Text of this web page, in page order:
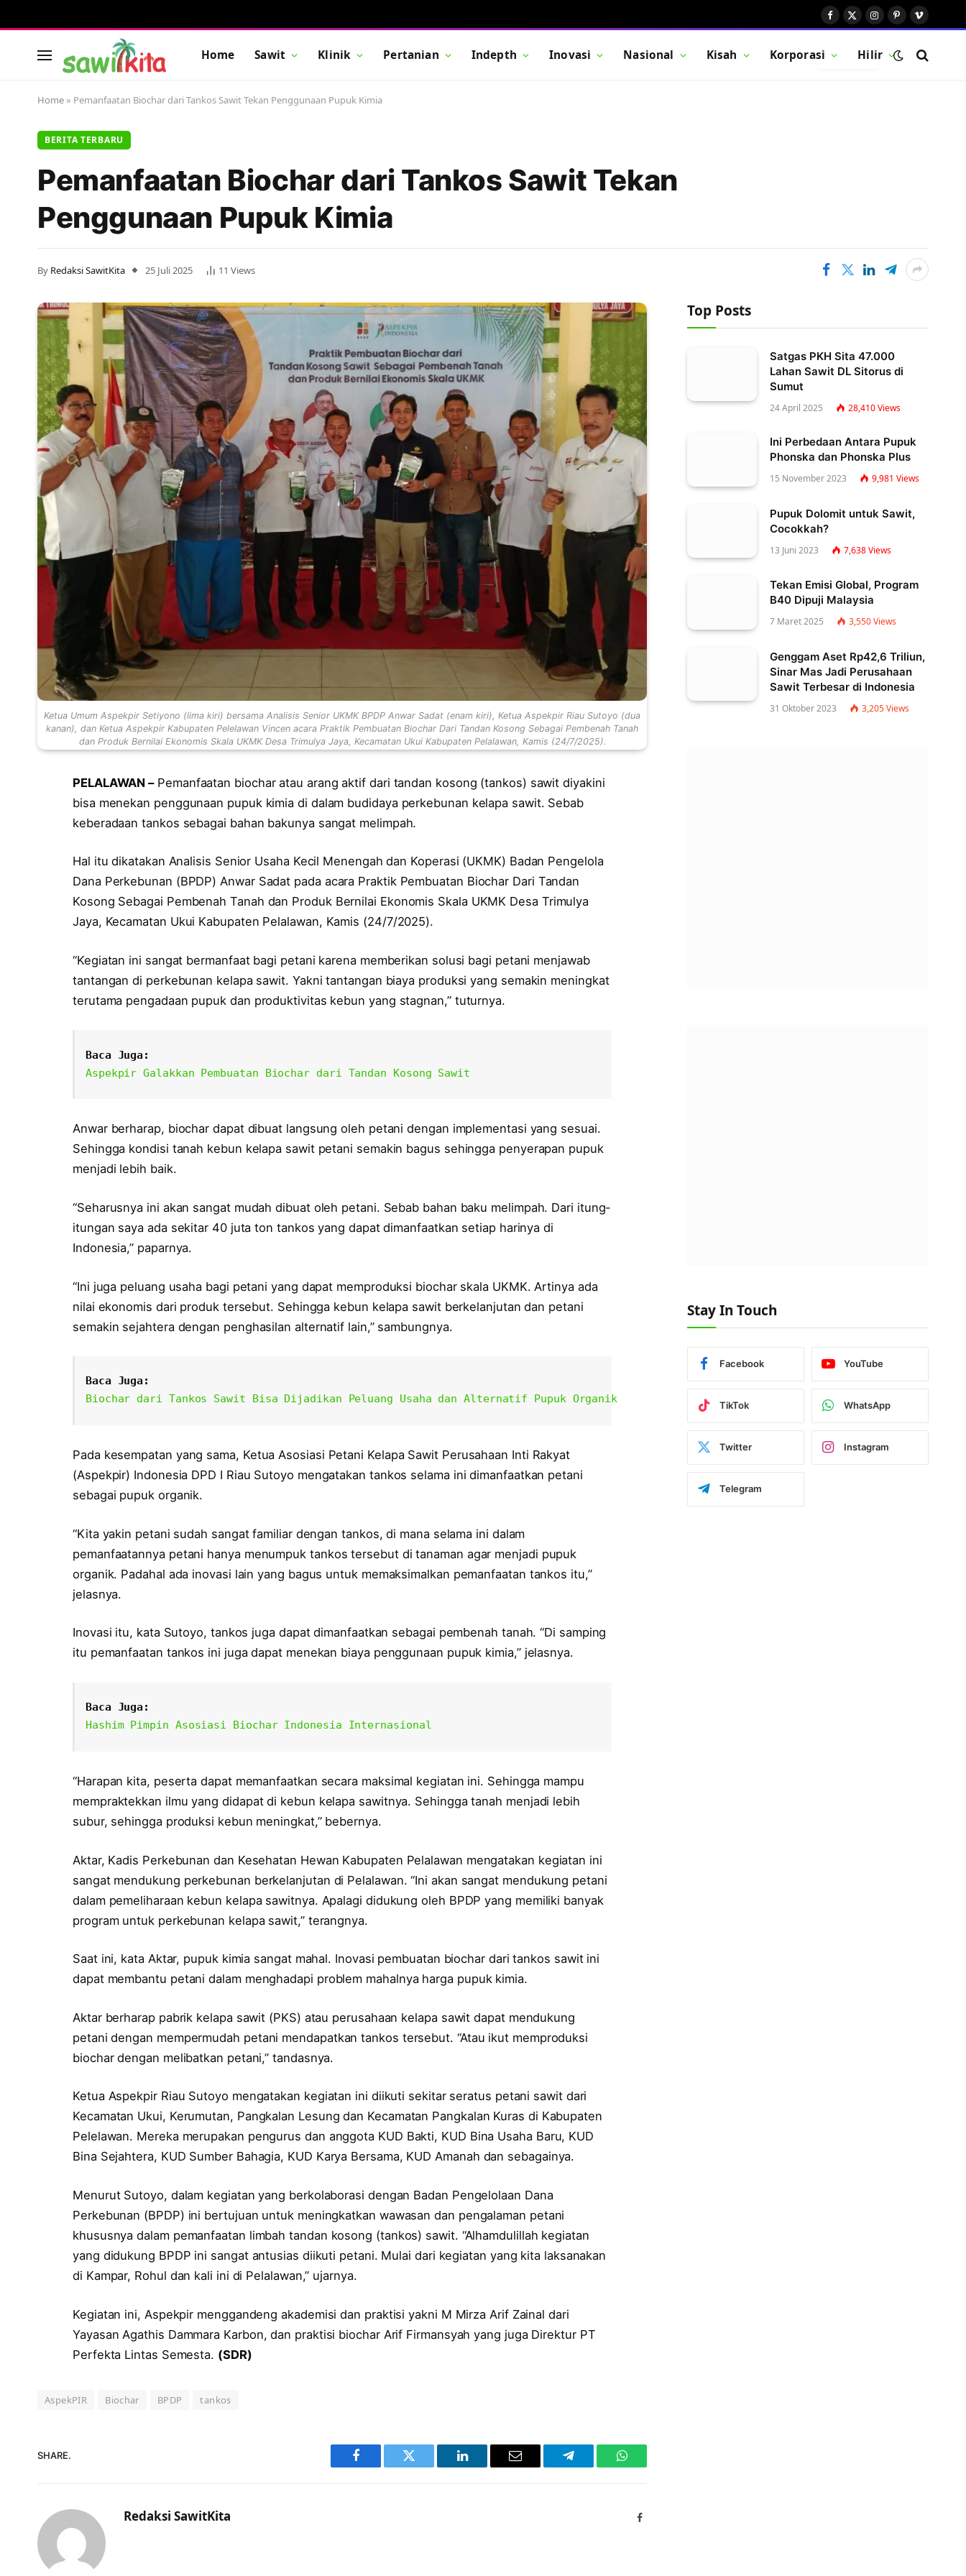
Facebook
X
Instagram
Pinterest
Vimeo
Home Sawit Klinik Pertanian Indepth Inovasi Nasional Kisah Korporasi Hilir
BUTTON
Home » Pemanfaatan Biochar dari Tankos Sawit Tekan Penggunaan Pupuk Kimia
BERITA TERBARU
Pemanfaatan Biochar dari Tankos Sawit Tekan
Penggunaan Pupuk Kimia
By Redaksi SawitKita 25 Juli 2025 11 Views
Ketua Umum Aspekpir Setiyono (lima kiri) bersama Analisis Senior UKMK BPDP Anwar Sadat (enam kiri), Ketua Aspekpir Riau Sutoyo (dua
kanan), dan Ketua Aspekpir Kabupaten Pelelawan Vincen acara Praktik Pembuatan Biochar Dari Tandan Kosong Sebagai Pembenah Tanah
dan Produk Bernilai Ekonomis Skala UKMK Desa Trimulya Jaya, Kecamatan Ukui Kabupaten Pelalawan, Kamis (24/7/2025).
PELALAWAN –Pemanfaatan biochar atau arang aktif dari tandan kosong (tankos) sawit diyakini
bisa menekan penggunaan pupuk kimia di dalam budidaya perkebunan kelapa sawit. Sebab
keberadaan tankos sebagai bahan bakunya sangat melimpah.
Hal itu dikatakan Analisis Senior Usaha Kecil Menengah dan Koperasi (UKMK) Badan Pengelola
Dana Perkebunan (BPDP) Anwar Sadat pada acara Praktik Pembuatan Biochar Dari Tandan
Kosong Sebagai Pembenah Tanah dan Produk Bernilai Ekonomis Skala UKMK Desa Trimulya
Jaya, Kecamatan Ukui Kabupaten Pelalawan, Kamis (24/7/2025).
“Kegiatan ini sangat bermanfaat bagi petani karena memberikan solusi bagi petani menjawab
tantangan di perkebunan kelapa sawit. Yakni tantangan biaya produksi yang semakin meningkat
terutama pengadaan pupuk dan produktivitas kebun yang stagnan,” tuturnya.
Baca Juga:
Aspekpir Galakkan Pembuatan Biochar dari Tandan Kosong Sawit
Anwar berharap, biochar dapat dibuat langsung oleh petani dengan implementasi yang sesuai.
Sehingga kondisi tanah kebun kelapa sawit petani semakin bagus sehingga penyerapan pupuk
menjadi lebih baik.
“Seharusnya ini akan sangat mudah dibuat oleh petani. Sebab bahan baku melimpah. Dari itung-
itungan saya ada sekitar 40 juta ton tankos yang dapat dimanfaatkan setiap harinya di
Indonesia,” paparnya.
“Ini juga peluang usaha bagi petani yang dapat memproduksi biochar skala UKMK. Artinya ada
nilai ekonomis dari produk tersebut. Sehingga kebun kelapa sawit berkelanjutan dan petani
semakin sejahtera dengan penghasilan alternatif lain,” sambungnya.
Baca Juga:
Biochar dari Tankos Sawit Bisa Dijadikan Peluang Usaha dan Alternatif Pupuk Organik
Pada kesempatan yang sama, Ketua Asosiasi Petani Kelapa Sawit Perusahaan Inti Rakyat
(Aspekpir) Indonesia DPD I Riau Sutoyo mengatakan tankos selama ini dimanfaatkan petani
sebagai pupuk organik.
“Kita yakin petani sudah sangat familiar dengan tankos, di mana selama ini dalam
pemanfaatannya petani hanya menumpuk tankos tersebut di tanaman agar menjadi pupuk
organik. Padahal ada inovasi lain yang bagus untuk memaksimalkan pemanfaatan tankos itu,”
jelasnya.
Inovasi itu, kata Sutoyo, tankos juga dapat dimanfaatkan sebagai pembenah tanah. “Di samping
itu pemanfaatan tankos ini juga dapat menekan biaya penggunaan pupuk kimia,” jelasnya.
Baca Juga:
Hashim Pimpin Asosiasi Biochar Indonesia Internasional
“Harapan kita, peserta dapat memanfaatkan secara maksimal kegiatan ini. Sehingga mampu
mempraktekkan ilmu yang didapat di kebun kelapa sawitnya. Sehingga tanah menjadi lebih
subur, sehingga produksi kebun meningkat,” bebernya.
Aktar, Kadis Perkebunan dan Kesehatan Hewan Kabupaten Pelalawan mengatakan kegiatan ini
sangat mendukung perkebunan berkelanjutan di Pelalawan. “Ini akan sangat mendukung petani
dalam pemeliharaan kebun kelapa sawitnya. Apalagi didukung oleh BPDP yang memiliki banyak
program untuk perkebunan kelapa sawit,” terangnya.
Saat ini, kata Aktar, pupuk kimia sangat mahal. Inovasi pembuatan biochar dari tankos sawit ini
dapat membantu petani dalam menghadapi problem mahalnya harga pupuk kimia.
Aktar berharap pabrik kelapa sawit (PKS) atau perusahaan kelapa sawit dapat mendukung
petani dengan mempermudah petani mendapatkan tankos tersebut. “Atau ikut memproduksi
biochar dengan melibatkan petani,” tandasnya.
Ketua Aspekpir Riau Sutoyo mengatakan kegiatan ini diikuti sekitar seratus petani sawit dari
Kecamatan Ukui, Kerumutan, Pangkalan Lesung dan Kecamatan Pangkalan Kuras di Kabupaten
Pelelawan. Mereka merupakan pengurus dan anggota KUD Bakti, KUD Bina Usaha Baru, KUD
Bina Sejahtera, KUD Sumber Bahagia, KUD Karya Bersama, KUD Amanah dan sebagainya.
Menurut Sutoyo, dalam kegiatan yang berkolaborasi dengan Badan Pengelolaan Dana
Perkebunan (BPDP) ini bertujuan untuk meningkatkan wawasan dan pengalaman petani
khususnya dalam pemanfaatan limbah tandan kosong (tankos) sawit. “Alhamdulillah kegiatan
yang didukung BPDP ini sangat antusias diikuti petani. Mulai dari kegiatan yang kita laksanakan
di Kampar, Rohul dan kali ini di Pelalawan,” ujarnya.
Kegiatan ini, Aspekpir menggandeng akademisi dan praktisi yakni M Mirza Arif Zainal dari
Yayasan Agathis Dammara Karbon, dan praktisi biochar Arif Firmansyah yang juga Direktur PT
Perfekta Lintas Semesta. (SDR)
AspekPIR Biochar BPDP tankos
SHARE.
Facebook Twitter LinkedIn Email Telegram WhatsApp
Redaksi SawitKita Facebook
Top Posts
Satgas PKH Sita 47.000
Lahan Sawit DL Sitorus di
Sumut
24 April 2025 28,410Views
Ini Perbedaan Antara Pupuk
Phonska dan Phonska Plus
15 November 2023 9,981 Views
Pupuk Dolomit untuk Sawit,
Cocokkah?
13 Juni 2023 7,638Views
Tekan Emisi Global, Program
B40 Dipuji Malaysia
7 Maret 2025 3,550Views
Genggam Aset Rp42,6 Triliun,
Sinar Mas Jadi Perusahaan
Sawit Terbesar di Indonesia
31 Oktober 2023 3,205Views
Stay In Touch
Facebook YouTube
TikTok WhatsApp
Twitter Instagram
Telegram